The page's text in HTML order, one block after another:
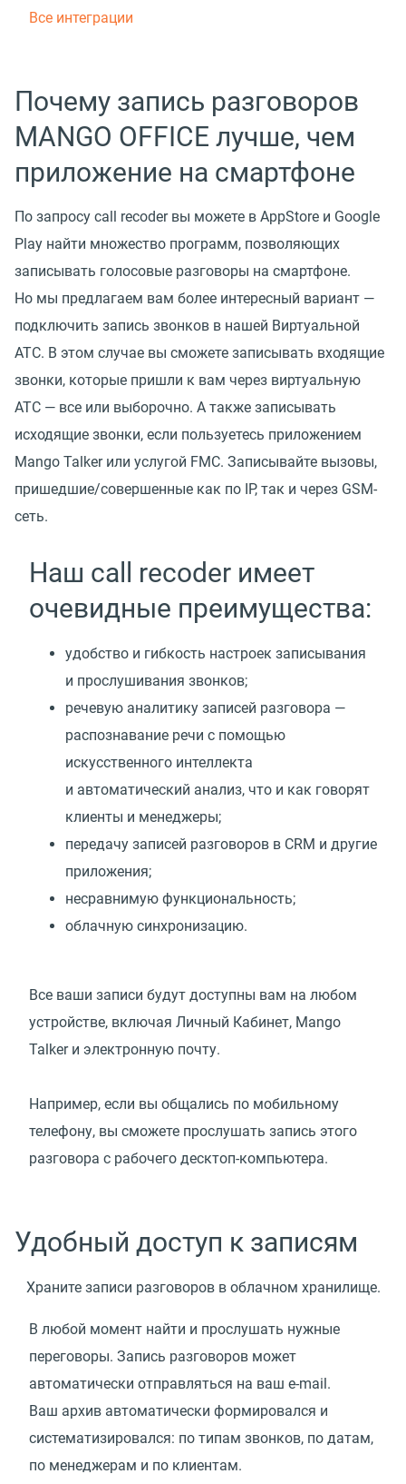
Все интеграции
Почему запись разговоров
MANGO OFFICE лучше, чем
приложение на смартфоне
По запросу call recoder вы можете в AppStore и Google
Play найти множество программ, позволяющих
записывать голосовые разговоры на смартфоне.
Но мы предлагаем вам более интересный вариант —
подключить запись звонков в нашей Виртуальной
АТС. В этом случае вы сможете записывать входящие
звонки, которые пришли к вам через виртуальную
АТС — все или выборочно. А также записывать
исходящие звонки, если пользуетесь приложением
Mango Talker или услугой FMC. Записывайте вызовы,
пришедшие/совершенные как по IP, так и через GSM-
сеть.
Наш call recoder имеет
очевидные преимущества:
удобство и гибкость настроек записывания
и прослушивания звонков;
речевую аналитику записей разговора —
распознавание речи с помощью
искусственного интеллекта
и автоматический анализ, что и как говорят
клиенты и менеджеры;
передачу записей разговоров в CRM и другие
приложения;
несравнимую функциональность;
облачную синхронизацию.
Все ваши записи будут доступны вам на любом
устройстве, включая Личный Кабинет, Mango
Talker и электронную почту.
Например, если вы общались по мобильному
телефону, вы сможете прослушать запись этого
разговора с рабочего десктоп-компьютера.
Удобный доступ к записям
Храните записи разговоров в облачном хранилище.
В любой момент найти и прослушать нужные
переговоры. Запись разговоров может
автоматически отправляться на ваш e-mail.
Ваш архив автоматически формировался и
систематизировался: по типам звонков, по датам,
по менеджерам и по клиентам.